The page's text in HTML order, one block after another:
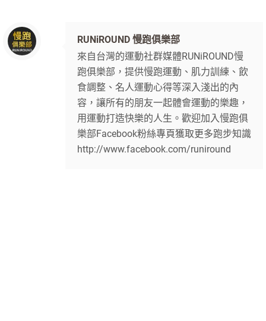
RUNiROUND 慢跑俱樂部
來自台灣的運動社群媒體RUNiROUND慢
跑俱樂部，提供慢跑運動、肌力訓練、飲
食調整、名人運動心得等深入淺出的內
容，讓所有的朋友一起體會運動的樂趣，
用運動打造快樂的人生。歡迎加入慢跑俱
樂部Facebook粉絲專頁獲取更多跑步知識
http://www.facebook.com/runiround